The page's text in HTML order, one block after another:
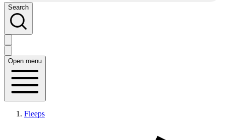
Search
Open menu
Fleeps